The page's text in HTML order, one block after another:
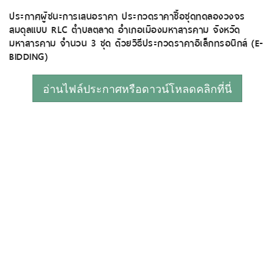
ประกาศผู้ชนะการเสนอราคา ประกวดราคาซื้อชุดทดลองวงจร
สมดุลแบบ RLC ตำบลตลาด อำเภอเมืองมหาสารคาม จังหวัด
มหาสารคาม จำนวน 3 ชุด ด้วยวิธีประกวดราคาอิเล็กทรอนิกส์ (E-
BIDDING)
อ่านไฟล์ประกาศหรือดาวน์โหลดคลิกที่นี่